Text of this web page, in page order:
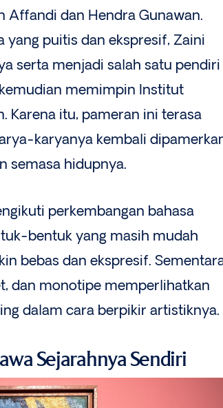
Affandi dan Hendra Gunawan.
yang puitis dan ekspresif, Zaini
serta menjadi salah satu pendiri
kemudian memimpin Institut
Karena itu, pameran ini terasa
karyanya kembali
semasa hidupnya.
perkembangan bahasa
bentuk yang masih mudah
bebas dan ekspresif.
dan monotipe memperlihatkan
dalam cara berpikir artistiknya.
Sejarahnya Sendiri